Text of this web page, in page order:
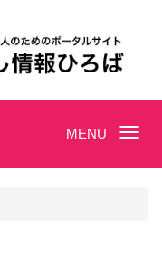
Toggle
MENU